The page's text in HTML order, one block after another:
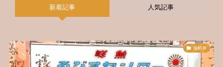
新着記事 人気記事
海鮮丼